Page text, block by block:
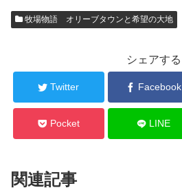
牧場物語 オリーブタウンと希望の大地
シェアする
Twitter Facebook
Pocket LINE
関連記事